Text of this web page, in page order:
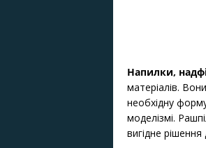
Напилки,
матеріалів.
необхідну
моделізмі.
вигідне